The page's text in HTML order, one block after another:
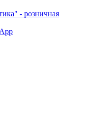
- розничная